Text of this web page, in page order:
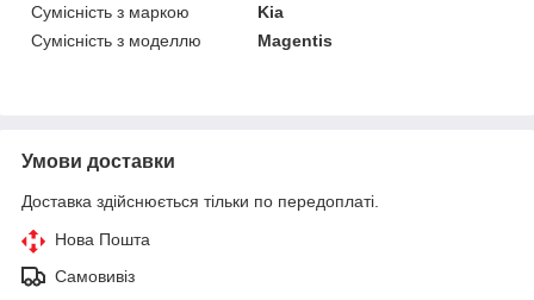
Сумісність з маркою
Kia
Сумісність з моделлю
Magentis
Умови доставки
Доставка здійснюється тільки по передоплаті.
Нова Пошта
Самовивіз